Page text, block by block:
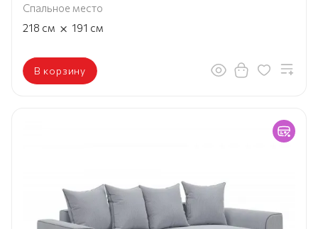
Спальное место
218 см × 191 см
В корзину